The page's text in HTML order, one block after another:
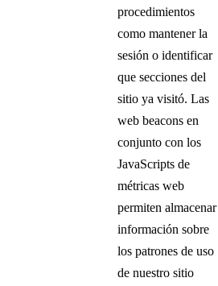
procedimientos
como mantener la
sesión o identificar
que secciones del
sitio ya visitó. Las
web beacons en
conjunto con los
JavaScripts de
métricas web
permiten almacenar
información sobre
los patrones de uso
de nuestro sitio